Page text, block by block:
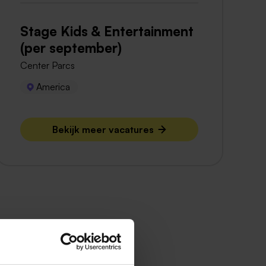
Stage Kids & Entertainment
(per september)
Center Parcs
America
Bekijk meer vacatures